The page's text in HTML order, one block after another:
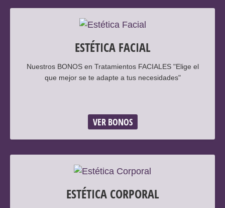
ESTÉTICA FACIAL
Nuestros BONOS en Tratamientos FACIALES "Elige el
que mejor se te adapte a tus necesidades"
VER BONOS
ESTÉTICA CORPORAL